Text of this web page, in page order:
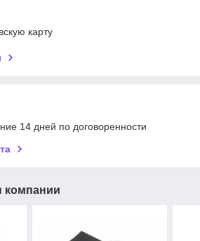
карту
14 дней по договоренности
компании